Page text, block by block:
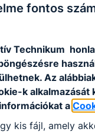
fontos
Technikum
Az
k
a
kis fájl, amely